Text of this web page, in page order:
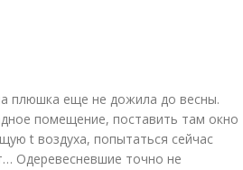
плюшка еще не дожила до весны.
помещение, поставить там окно
t воздуха, попытаться сейчас
Одеревесневшие точно не